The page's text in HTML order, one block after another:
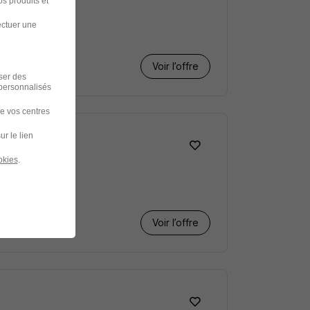
Voir l’offre
Voir l’offre
une
des
vos centres
le lien
.